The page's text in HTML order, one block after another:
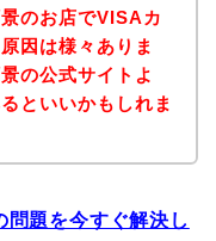
のお店でVISAカ
因は様々ありま
の公式サイトよ
といいかもしれま
題を今すぐ解決し